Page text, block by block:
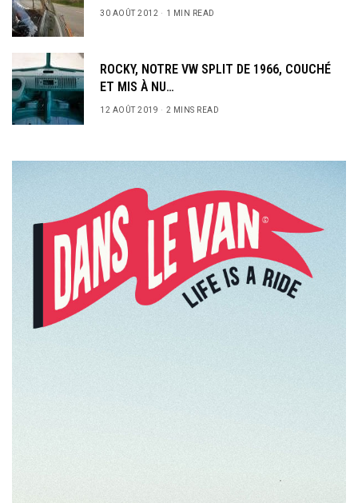
30 AOÛT 2012 1 MIN READ
ROCKY, NOTRE VW SPLIT DE 1966, COUCHÉ
ET MIS À NU…
12 AOÛT 2019 2 MINS READ